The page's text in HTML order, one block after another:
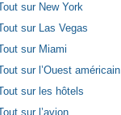
sur New York
sur Las Vegas
sur Miami
sur l’Ouest américain
sur les hôtels
sur l’avion